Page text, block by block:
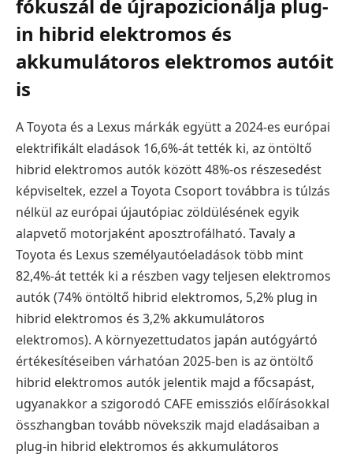
fókuszál de újrapozicionálja plug-
in hibrid elektromos és
akkumulátoros elektromos autóit
is
A Toyota és a Lexus márkák együtt a 2024-es európai
elektrifikált eladások 16,6%-át tették ki, az öntöltő
hibrid elektromos autók között 48%-os részesedést
képviseltek, ezzel a Toyota Csoport továbbra is túlzás
nélkül az európai újautópiac zöldülésének egyik
alapvető motorjaként aposztrofálható. Tavaly a
Toyota és Lexus személyautóeladások több mint
82,4%-át tették ki a részben vagy teljesen elektromos
autók (74% öntöltő hibrid elektromos, 5,2% plug in
hibrid elektromos és 3,2% akkumulátoros
elektromos). A környezettudatos japán autógyártó
értékesítéseiben várhatóan 2025-ben is az öntöltő
hibrid elektromos autók jelentik majd a főcsapást,
ugyanakkor a szigorodó CAFE emissziós előírásokkal
összhangban tovább növekszik majd eladásaiban a
plug-in hibrid elektromos és akkumulátoros